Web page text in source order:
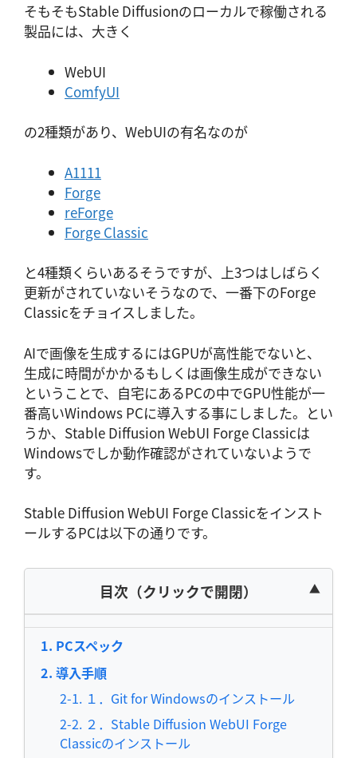
そもそもStable Diffusionのローカルで稼働される
製品には、大きく
WebUI
ComfyUI
の2種類があり、WebUIの有名なのが
A1111
Forge
reForge
Forge Classic
と4種類くらいあるそうですが、上3つはしばらく
更新がされていないそうなので、一番下のForge
Classicをチョイスしました。
AIで画像を生成するにはGPUが高性能でないと、
生成に時間がかかるもしくは画像生成ができない
ということで、自宅にあるPCの中でGPU性能が一
番高いWindows PCに導入する事にしました。とい
うか、Stable Diffusion WebUI Forge Classicは
Windowsでしか動作確認がされていないようで
す。
Stable Diffusion WebUI Forge Classicをインスト
ールするPCは以下の通りです。
目次（クリックで開閉）
PCスペック
導入手順
１．Git for Windowsのインストール
２．Stable Diffusion WebUI Forge
Classicのインストール